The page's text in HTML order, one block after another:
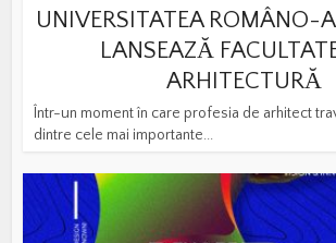
UNIVERSITATEA ROMÂNO-
LANSEAZĂ
ARHITECTURĂ
Într-un moment în care profesia de arhitect
dintre cele mai importante...